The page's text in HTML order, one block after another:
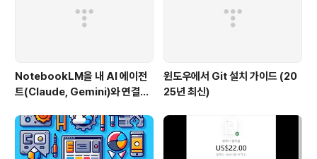
NotebookLM을 내 AI 에이전
트(Claude, Gemini)와 연결하
윈도우에서 Git 설치 가이드 (20
25년 최신)